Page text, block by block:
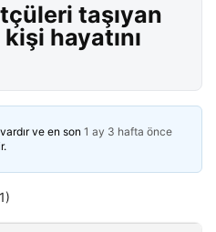
taşıyan
hayatını
ve en son 1 ay 3 hafta önce